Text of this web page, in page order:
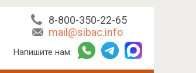
8-800-350-22-65
mail@sibac.info
Напишите нам: